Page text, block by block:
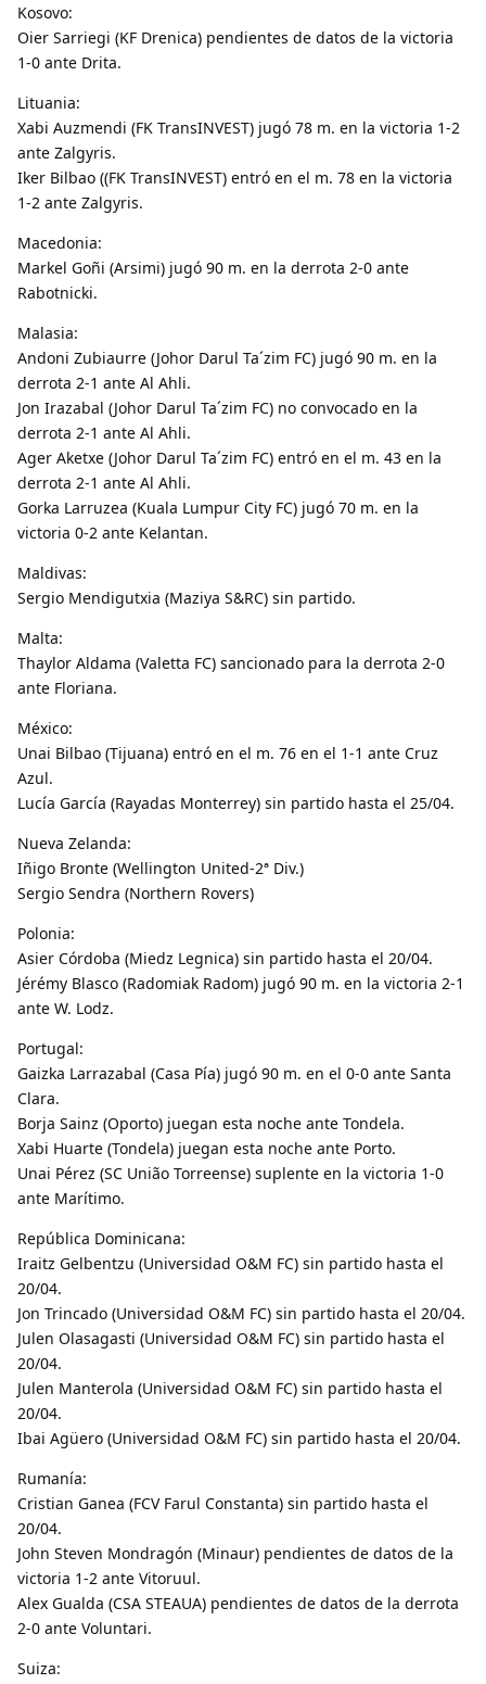
Kosovo:
Oier Sarriegi (KF Drenica) pendientes de datos de la victoria
1-0 ante Drita.
Lituania:
Xabi Auzmendi (FK TransINVEST) jugó 78 m. en la victoria 1-2
ante Zalgyris.
Iker Bilbao ((FK TransINVEST) entró en el m. 78 en la victoria
1-2 ante Zalgyris.
Macedonia:
Markel Goñi (Arsimi) jugó 90 m. en la derrota 2-0 ante
Rabotnicki.
Malasia:
Andoni Zubiaurre (Johor Darul Ta´zim FC) jugó 90 m. en la
derrota 2-1 ante Al Ahli.
Jon Irazabal (Johor Darul Ta´zim FC) no convocado en la
derrota 2-1 ante Al Ahli.
Ager Aketxe (Johor Darul Ta´zim FC) entró en el m. 43 en la
derrota 2-1 ante Al Ahli.
Gorka Larruzea (Kuala Lumpur City FC) jugó 70 m. en la
victoria 0-2 ante Kelantan.
Maldivas:
Sergio Mendigutxia (Maziya S&RC) sin partido.
Malta:
Thaylor Aldama (Valetta FC) sancionado para la derrota 2-0
ante Floriana.
México:
Unai Bilbao (Tijuana) entró en el m. 76 en el 1-1 ante Cruz
Azul.
Lucía García (Rayadas Monterrey) sin partido hasta el 25/04.
Nueva Zelanda:
Iñigo Bronte (Wellington United-2ª Div.)
Sergio Sendra (Northern Rovers)
Polonia:
Asier Córdoba (Miedz Legnica) sin partido hasta el 20/04.
Jérémy Blasco (Radomiak Radom) jugó 90 m. en la victoria 2-1
ante W. Lodz.
Portugal:
Gaizka Larrazabal (Casa Pía) jugó 90 m. en el 0-0 ante Santa
Clara.
Borja Sainz (Oporto) juegan esta noche ante Tondela.
Xabi Huarte (Tondela) juegan esta noche ante Porto.
Unai Pérez (SC União Torreense) suplente en la victoria 1-0
ante Marítimo.
República Dominicana:
Iraitz Gelbentzu (Universidad O&M FC) sin partido hasta el
20/04.
Jon Trincado (Universidad O&M FC) sin partido hasta el 20/04.
Julen Olasagasti (Universidad O&M FC) sin partido hasta el
20/04.
Julen Manterola (Universidad O&M FC) sin partido hasta el
20/04.
Ibai Agüero (Universidad O&M FC) sin partido hasta el 20/04.
Rumanía:
Cristian Ganea (FCV Farul Constanta) sin partido hasta el
20/04.
John Steven Mondragón (Minaur) pendientes de datos de la
victoria 1-2 ante Vitoruul.
Alex Gualda (CSA STEAUA) pendientes de datos de la derrota
2-0 ante Voluntari.
Suiza: